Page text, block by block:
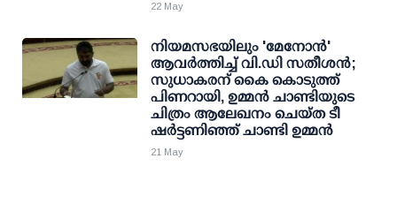
22 May
നിയമസഭയിലും 'മേനോന്‍'
ആവര്‍ത്തിച്ച് വി.ഡി സതീശന്‍;
സുധാകരന് കൈ കൊടുത്ത്
പിണറായി, ഉമ്മന്‍ ചാണ്ടിയുടെ
ചിത്രം ആലേഖനം ചെയ്ത ടീ
ഷര്‍ട്ടണിഞ്ഞ് ചാണ്ടി ഉമ്മന്‍
21 May